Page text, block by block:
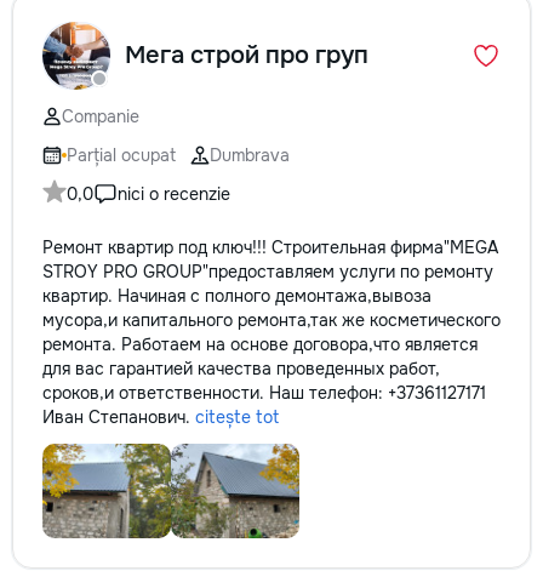
Мега строй про груп
Companie
Parțial ocupat
Dumbrava
0,0
nici o recenzie
Ремонт квартир под ключ!!! Строительная фирма"MEGA
STROY PRO GROUP"предоставляем услуги по ремонту
квартир. Начиная с полного демонтажа,вывоза
мусора,и капитального ремонта,так же косметического
ремонта. Работаем на основе договора,что является
для вас гарантией качества проведенных работ,
сроков,и ответственности. Наш телефон: +37361127171
Иван Степанович. citește tot